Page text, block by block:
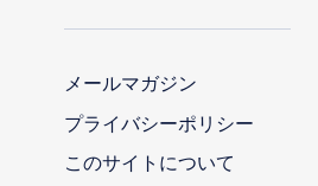
メールマガジン
プライバシーポリシー
このサイトについて